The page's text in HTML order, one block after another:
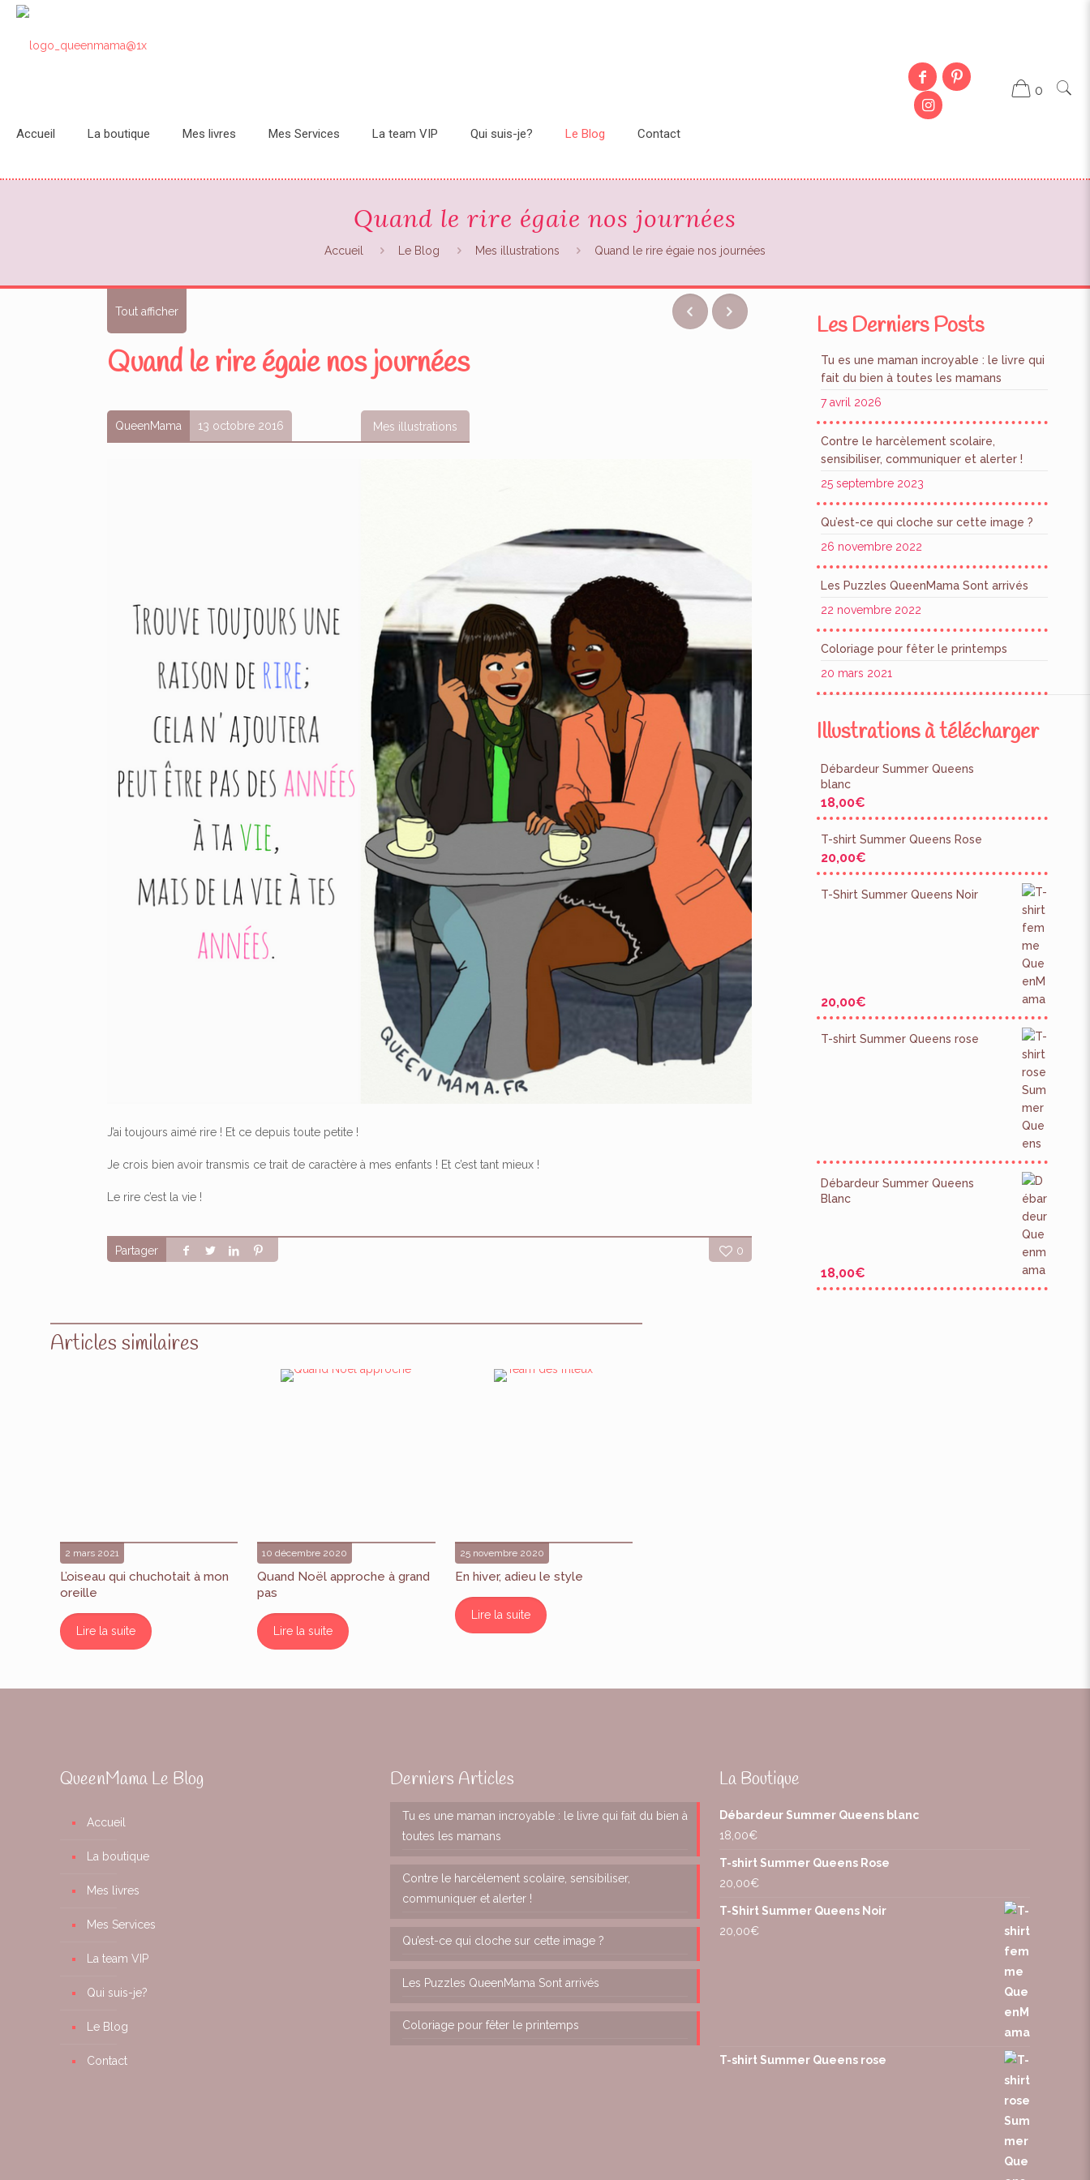
Accueil La boutique Mes livres Mes Services La team VIP Qui suis-je? Le Blog Contact
0
Quand le rire égaie nos journées
Accueil Le Blog Mes illustrations Quand le rire égaie nos journées
Tout afficher
Quand le rire égaie nos journées
QueenMama 13 octobre 2016 Mes illustrations
J’ai toujours aimé rire ! Et ce depuis toute petite !
Je crois bien avoir transmis ce trait de caractère à mes enfants ! Et c’est tant mieux !
Le rire c’est la vie !
Partager 0
Articles similaires
2 mars 2021
L’oiseau qui chuchotait à mon
oreille
Lire la suite
10 décembre 2020
Quand Noël approche à grand
pas
Lire la suite
25 novembre 2020
En hiver, adieu le style
Lire la suite
Les Derniers Posts
Tu es une maman incroyable : le livre qui
fait du bien à toutes les mamans
7 avril 2026
Contre le harcèlement scolaire,
sensibiliser, communiquer et alerter !
25 septembre 2023
Qu’est-ce qui cloche sur cette image ?
26 novembre 2022
Les Puzzles QueenMama Sont arrivés
22 novembre 2022
Coloriage pour fêter le printemps
20 mars 2021
Illustrations à télécharger
Débardeur Summer Queens
blanc
18,00€
T-shirt Summer Queens Rose
20,00€
T-Shirt Summer Queens Noir
20,00€
T-shirt Summer Queens rose
Débardeur Summer Queens
Blanc
18,00€
QueenMama Le Blog
Accueil
La boutique
Mes livres
Mes Services
La team VIP
Qui suis-je?
Le Blog
Contact
Derniers Articles
Tu es une maman incroyable : le livre qui fait du bien à
toutes les mamans
Contre le harcèlement scolaire, sensibiliser,
communiquer et alerter !
Qu’est-ce qui cloche sur cette image ?
Les Puzzles QueenMama Sont arrivés
Coloriage pour fêter le printemps
La Boutique
Débardeur Summer Queens blanc
18,00€
T-shirt Summer Queens Rose
20,00€
T-Shirt Summer Queens Noir
20,00€
T-shirt Summer Queens rose